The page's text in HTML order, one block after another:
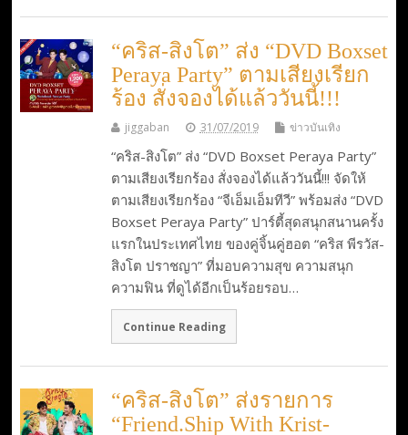
“คริส-สิงโต” ส่ง “DVD Boxset
Peraya Party” ตามเสียงเรียก
ร้อง สั่งจองได้แล้ววันนี้!!!
jiggaban 31/07/2019 ข่าวบันเทิง
“คริส-สิงโต” ส่ง “DVD Boxset Peraya Party”
ตามเสียงเรียกร้อง สั่งจองได้แล้ววันนี้!!! จัดให้
ตามเสียงเรียกร้อง “จีเอ็มเอ็มทีวี” พร้อมส่ง “DVD
Boxset Peraya Party” ปาร์ตี้สุดสนุกสนานครั้ง
แรกในประเทศไทย ของคู่จิ้นคู่ฮอต “คริส พีรวัส-
สิงโต ปราชญา” ที่มอบความสุข ความสนุก
ความฟิน ที่ดูได้อีกเป็นร้อยรอบ…
Continue Reading
“คริส-สิงโต” ส่งรายการ
“Friend.Ship With Krist-